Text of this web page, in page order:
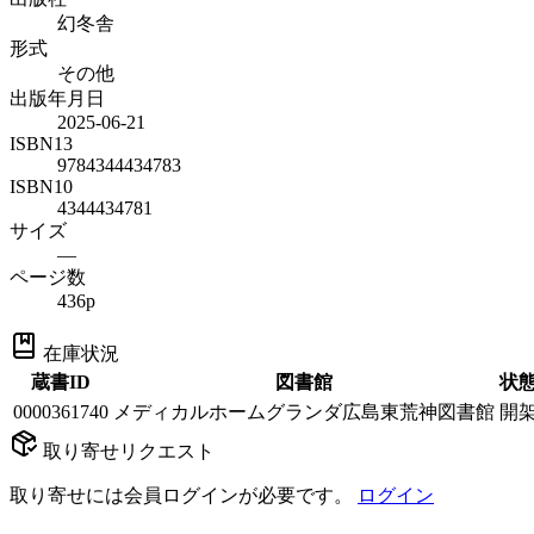
幻冬舎
形式
その他
出版年月日
2025-06-21
ISBN13
9784344434783
ISBN10
4344434781
サイズ
—
ページ数
436p
在庫状況
蔵書ID
図書館
状
0000361740 メディカルホームグランダ広島東荒神図書館 開
取り寄せリクエスト
取り寄せには会員ログインが必要です。 ログイン